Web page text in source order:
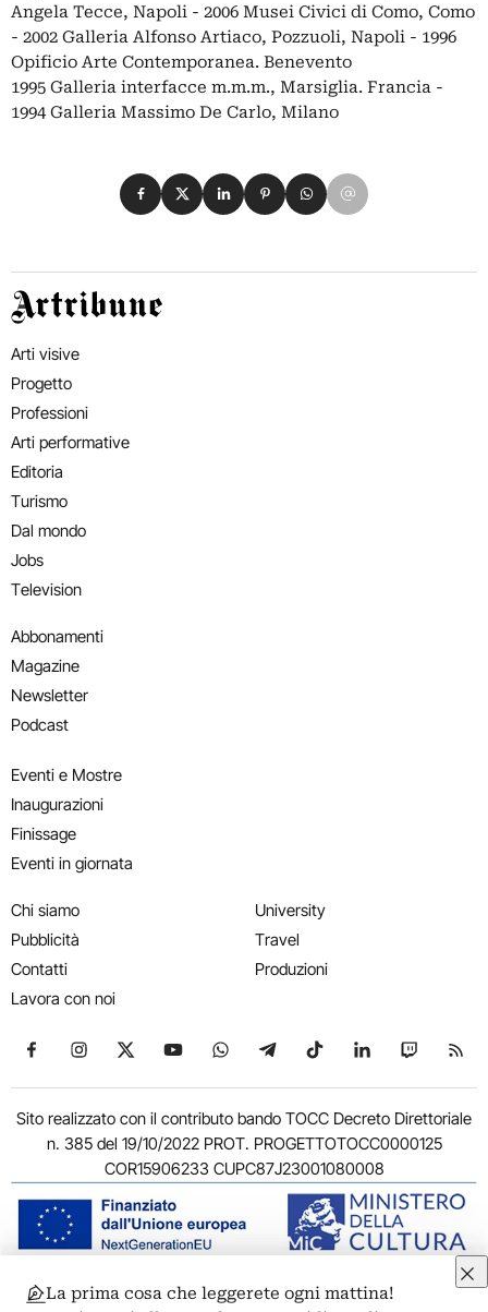
Angela Tecce, Napoli - 2006 Musei Civici di Como, Como
- 2002 Galleria Alfonso Artiaco, Pozzuoli, Napoli - 1996
Opificio Arte Contemporanea. Benevento
1995 Galleria interfacce m.m.m., Marsiglia. Francia -
1994 Galleria Massimo De Carlo, Milano
Condividi su Facebook
Condividi su X
Condividi su LinkedIn
Condividi su Pinterest
Condividi su WhatsApp
Condividi su Email
Artribune
Arti visive
Progetto
Professioni
Arti performative
Editoria
Turismo
Dal mondo
Jobs
Television
Abbonamenti
Magazine
Newsletter
Podcast
Eventi e Mostre
Inaugurazioni
Finissage
Eventi in giornata
Chi siamo
Pubblicità
Contatti
Lavora con noi
University
Travel
Produzioni
Seguici su Facebook
Seguici su Instagram
Seguici su X
Seguici su YouTube
Seguici su WhatsApp
Seguici su Telegram
Seguici su TikTok
Seguici su
Seguici
Sito realizzato con il contributo bando TOCC Decreto Direttoriale
n. 385 del 19/10/2022 PROT. PROGETTOTOCC0000125
COR15906233 CUPC87J23001080008
© 2011-2026 ARTRIBUNE srl – Corso Vittorio Emanuele II, 287 –
La prima cosa che leggerete ogni mattina!